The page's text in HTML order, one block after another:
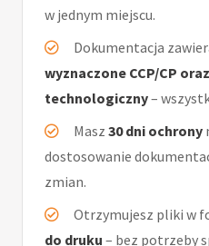
w jednym miejscu.
Dokumentacja
wyznaczone CCP/CP
technologiczny–
Masz 30 dni ochrony
dostosowanie
zmian.
Otrzymujesz pliki w
do druku – bez potrzeby